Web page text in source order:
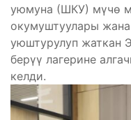
уюмуна (ШКУ) мүчө
окумуштуулары
уюштурулуп жаткан
берүү лагерине
келди.